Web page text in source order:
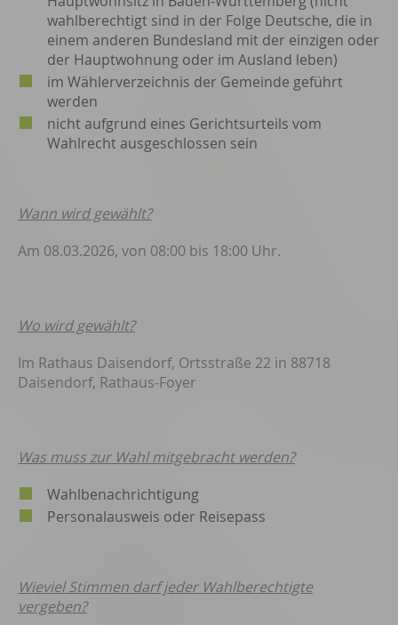
wahlberechtigt sind in der Folge Deutsche, die in
einem anderen Bundesland mit der einzigen oder
der Hauptwohnung oder im Ausland leben)
im Wählerverzeichnis der Gemeinde geführt
werden
nicht aufgrund eines Gerichtsurteils vom
Wahlrecht ausgeschlossen sein
Wann wird gewählt?
Am 08.03.2026, von 08:00 bis 18:00 Uhr.
Wo wird gewählt?
Im Rathaus Daisendorf, Ortsstraße 22 in 88718
Daisendorf, Rathaus-Foyer
Was muss zur Wahl mitgebracht werden?
Wahlbenachrichtigung
Personalausweis oder Reisepass
Wieviel Stimmen darf jeder Wahlberechtigte
vergeben?